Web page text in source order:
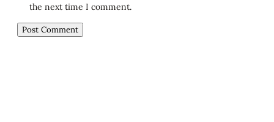
the next time I comment.